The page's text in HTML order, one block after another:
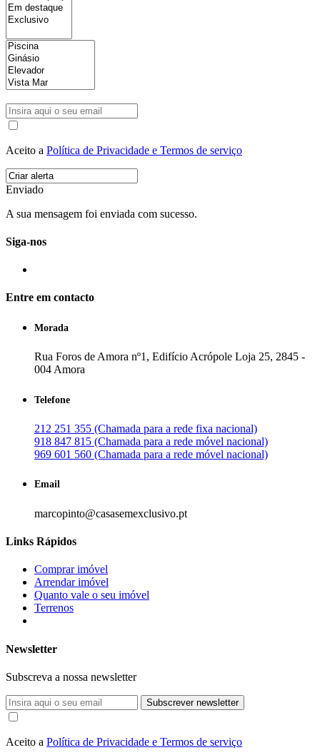
Aceito a Política de Privacidade e Termos de serviço
Enviado
A sua mensagem foi enviada com sucesso.
Siga-nos
Entre em contacto
Morada
Rua Foros de Amora nº1, Edifício Acrópole Loja 25, 2845 -
004 Amora
Telefone
212 251 355 (Chamada para a rede fixa nacional)
918 847 815 (Chamada para a rede móvel nacional)
969 601 560 (Chamada para a rede móvel nacional)
Email
marcopinto@casasemexclusivo.pt
Links Rápidos
Comprar imóvel
Arrendar imóvel
Quanto vale o seu imóvel
Terrenos
Newsletter
Subscreva a nossa newsletter
Subscrever newsletter
Aceito a Política de Privacidade e Termos de serviço